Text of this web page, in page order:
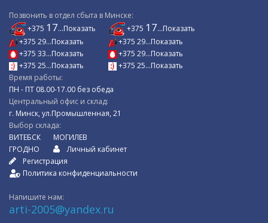
Позвонить в отдел сбыта в Минске:
+375 17...Показать
+375 29...Показать
+375 33...Показать
+375 25...Показать
+375 17...Показать
+375 29...Показать
+375 29...Показать
+375 25...Показать
Время работы:
ПН - ПТ 08.00-17.00 без обеда
Центральный офис и склад:
г. Минск, ул.Промышленная, 21
Выбор склада:
ВИТЕБСК
ГРОДНО
МОГИЛЕВ
Личный кабинет
Регистрация
Политика конфиденциальности
Напишите нам:
arti-2005@yandex.ru